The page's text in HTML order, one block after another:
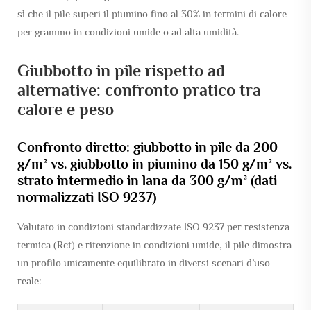
sì che il pile superi il piumino fino al 30% in termini di calore
per grammo in condizioni umide o ad alta umidità.
Giubbotto in pile rispetto ad
alternative: confronto pratico tra
calore e peso
Confronto diretto: giubbotto in pile da 200
g/m² vs. giubbotto in piumino da 150 g/m² vs.
strato intermedio in lana da 300 g/m² (dati
normalizzati ISO 9237)
Valutato in condizioni standardizzate ISO 9237 per resistenza
termica (Rct) e ritenzione in condizioni umide, il pile dimostra
un profilo unicamente equilibrato in diversi scenari d’uso
reale: